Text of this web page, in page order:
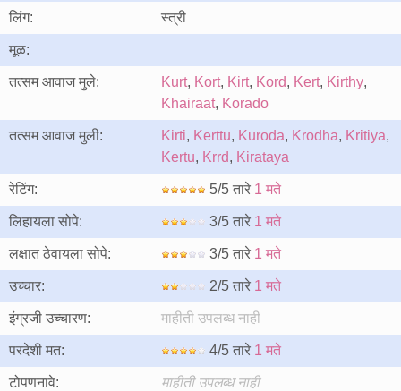
लिंग: स्त्री
मूळ:
तत्सम आवाज मुले: Kurt, Kort, Kirt, Kord, Kert, Kirthy,
Khairaat, Korado
तत्सम आवाज मुली: Kirti, Kerttu, Kuroda, Krodha, Kritiya,
Kertu, Krrd, Kirataya
रेटिंग: 5/5 तारे 1 मते
लिहायला सोपे: 3/5 तारे 1 मते
लक्षात ठेवायला सोपे: 3/5 तारे 1 मते
उच्चार: 2/5 तारे 1 मते
इंग्रजी उच्चारण: माहीती उपलब्ध नाही
परदेशी मत: 4/5 तारे 1 मते
टोपणनावे: माहीती उपलब्ध नाही